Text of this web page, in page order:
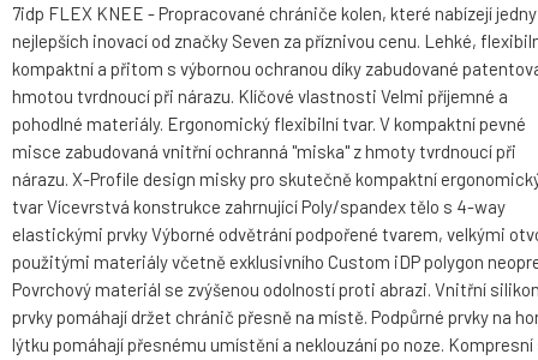
7idp FLEX KNEE - Propracované chrániče kolen, které nabízejí
nejlepších inovací od značky Seven za příznivou cenu. Lehké,
kompaktní a přitom s výbornou ochranou díky zabudované
hmotou tvrdnoucí při nárazu. Klíčové vlastnosti Velmi příjemné a
pohodlné materiály. Ergonomický flexibilní tvar. V kompaktní pevné
misce zabudovaná vnitřní ochranná "miska" z hmoty tvrdnoucí při
nárazu. X-Profile design misky pro skutečně kompaktní
tvar Vícevrstvá konstrukce zahrnující Poly/spandex tělo s 4-way
elastickými prvky Výborné odvětrání podpořené tvarem, velkými
použitými materiály včetně exklusivního Custom iDP polygon
Povrchový materiál se zvýšenou odolností proti abrazi. Vnitřní
prvky pomáhají držet chránič přesně na místě. Podpůrné prvky na
lýtku pomáhají přesnému umístění a neklouzání po noze.